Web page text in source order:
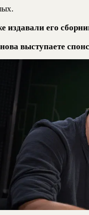
издавали его
выступаете